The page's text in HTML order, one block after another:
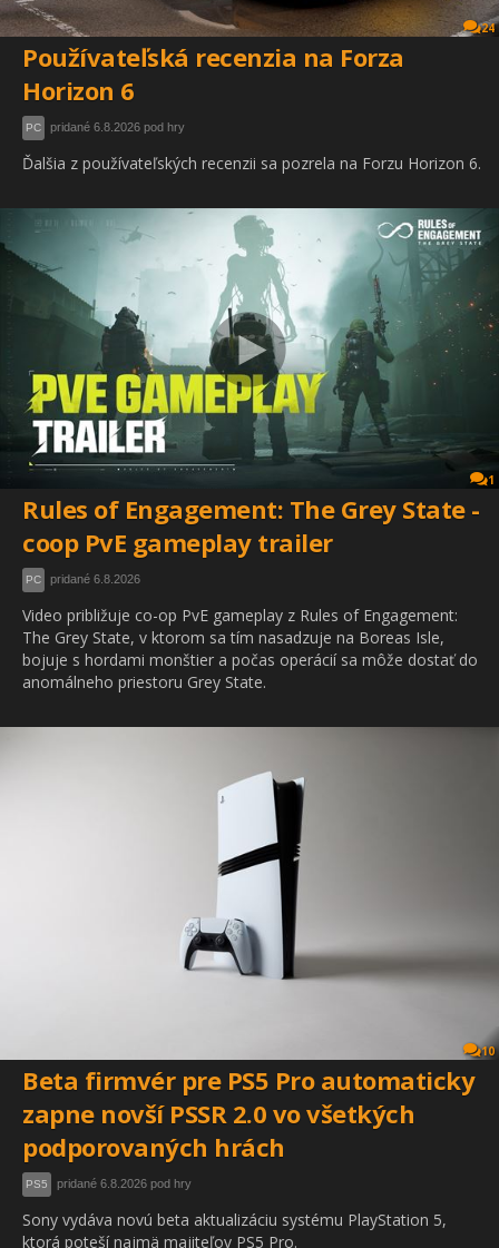
24
Používateľská recenzia na Forza
Horizon 6
PC pridané 6.8.2026 pod hry
Ďalšia z používateľských recenzii sa pozrela na Forzu Horizon 6.
1
Rules of Engagement: The Grey State -
coop PvE gameplay trailer
PC pridané 6.8.2026
Video približuje co-op PvE gameplay z Rules of Engagement:
The Grey State, v ktorom sa tím nasadzuje na Boreas Isle,
bojuje s hordami monštier a počas operácií sa môže dostať do
anomálneho priestoru Grey State.
10
Beta firmvér pre PS5 Pro automaticky
zapne novší PSSR 2.0 vo všetkých
podporovaných hrách
PS5 pridané 6.8.2026 pod hry
Sony vydáva novú beta aktualizáciu systému PlayStation 5,
ktorá poteší najmä majiteľov PS5 Pro.